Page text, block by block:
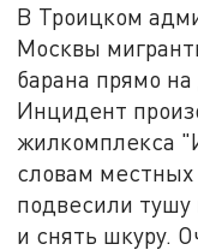
В Троицком
Москвы
барана прямо
Инцидент
жилкомплекса
словам
подвесили тушу
и снять шкуру.